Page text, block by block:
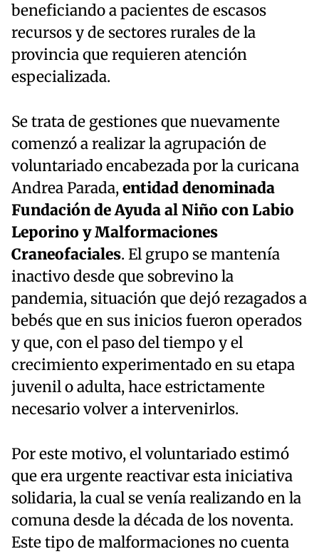
beneficiando a pacientes de escasos
recursos y de sectores rurales de la
provincia que requieren atención
especializada.
Se trata de gestiones que nuevamente
comenzó a realizar la agrupación de
voluntariado encabezada por la curicana
Andrea Parada,entidad denominada
Fundación de Ayuda al Niño con Labio
Leporino y Malformaciones
Craneofaciales. El grupo se mantenía
inactivo desde que sobrevino la
pandemia, situación que dejó rezagados a
bebés que en sus inicios fueron operados
y que, con el paso del tiempo y el
crecimiento experimentado en su etapa
juvenil o adulta, hace estrictamente
necesario volver a intervenirlos.
Por este motivo, el voluntariado estimó
que era urgente reactivar esta iniciativa
solidaria, la cual se venía realizando en la
comuna desde la década de los noventa.
Este tipo de malformaciones no cuenta